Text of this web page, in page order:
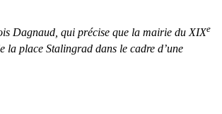
Dagnaud, qui précise que la mairie du XIXe
la place Stalingrad dans le cadre d’une